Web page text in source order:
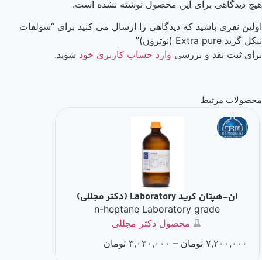
هیچ دیدگاهی برای این محصول نوشته نشده است.
اولین نفری باشید که دیدگاهی را ارسال می کنید برای “سولفات
نیکل گرید Extra pure (نوترون)”
برای ثبت نقد و بررسی وارد حساب کاربری خود شوید.
محصولات مرتبط
ان-هپتان گرید Laboratory (دکتر مجللی)
n-heptane Laboratory grade
محصول دکتر مجللی
۷,۲۰۰,۰۰۰ تومان – ۳,۰۳۰,۰۰۰ تومان